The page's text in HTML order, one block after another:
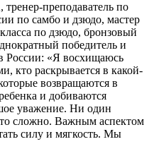
преподаватель по
по самбо и дзюдо, мастер
по дзюдо, бронзовый
победитель и
России: «Я восхищаюсь
кто раскрывается в какой-
возвращаются в
и добиваются
уважение. Ни один
сложно. Важным аспектом
силу и мягкость. Мы